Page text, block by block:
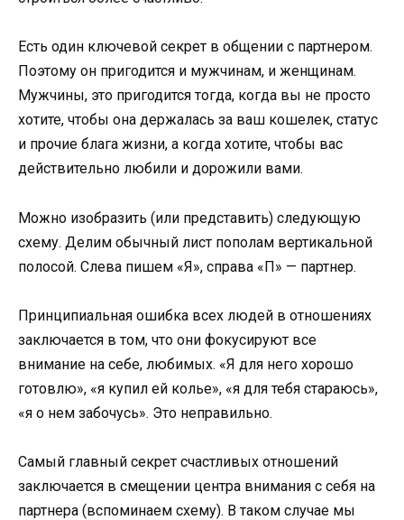
Есть один ключевой секрет в общении с партнером.
Поэтому он пригодится и мужчинам, и женщинам.
Мужчины, это пригодится тогда, когда вы не просто
хотите, чтобы она держалась за ваш кошелек, статус
и прочие блага жизни, а когда хотите, чтобы вас
действительно любили и дорожили вами.
Можно изобразить (или представить) следующую
схему. Делим обычный лист пополам вертикальной
полосой. Слева пишем «Я», справа «П» — партнер.
Принципиальная ошибка всех людей в отношениях
заключается в том, что они фокусируют все
внимание на себе, любимых. «Я для него хорошо
готовлю», «я купил ей колье», «я для тебя стараюсь»,
«я о нем забочусь». Это неправильно.
Самый главный секрет счастливых отношений
заключается в смещении центра внимания с себя на
партнера (вспоминаем схему). В таком случае мы